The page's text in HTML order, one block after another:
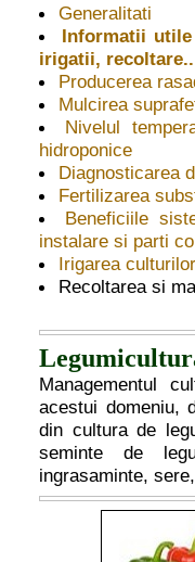
Generalitati
Informatii
irigatii,
Producerea
Mulcirea
Nivelul
hidroponice
Diagnosticarea
Fertilizarea
Beneficiile
instalare si parti
Irigarea
Recoltarea si
Managementul
acestui domeniu,
din cultura de
seminte de
ingrasaminte,